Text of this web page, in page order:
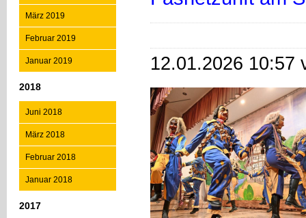
März 2019
Februar 2019
Januar 2019
2018
Juni 2018
März 2018
Februar 2018
Januar 2018
2017
12.01.2026 10:57